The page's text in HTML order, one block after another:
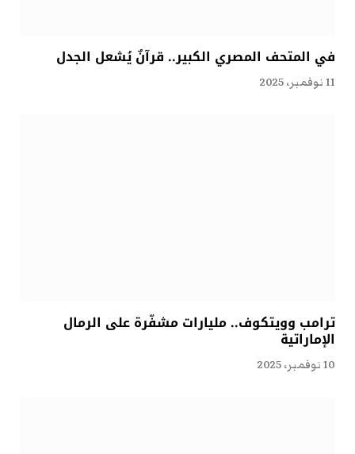
في المتحف المصري الكبير.. قرآنٌ يُشعل الجدل
11 نوفمبر، 2025
ترامب وويتكوف.. مليارات مشفّرة على الرمال
الإماراتية
10 نوفمبر، 2025